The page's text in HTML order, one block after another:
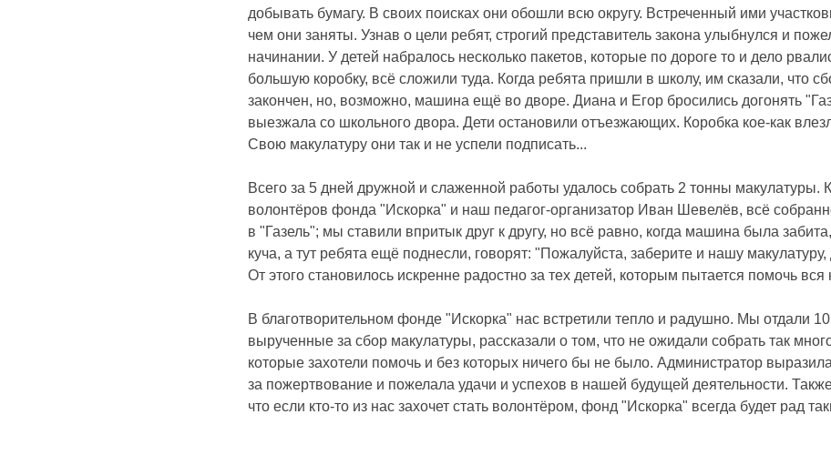
добывать бумагу. В своих поисках они обошли всю округу. Встреченный ими
чем они заняты. Узнав о цели ребят, строгий представитель закона улыбнулся и
начинании. У детей набралось несколько пакетов, которые по дороге то и дело
большую коробку, всё сложили туда. Когда ребята пришли в школу, им сказали, что
закончен, но, возможно, машина ещё во дворе. Диана и Егор бросились догонять
выезжала со школьного двора. Дети остановили отъезжающих. Коробка кое-как
Свою макулатуру они так и не успели подписать...
Всего за 5 дней дружной и слаженной работы удалось собрать 2 тонны макулатуры.
волонтёров фонда "Искорка" и наш педагог-организатор Иван Шевелёв, всё
в "Газель"; мы ставили впритык друг к другу, но всё равно, когда машина была
куча, а тут ребята ещё поднесли, говорят: "Пожалуйста, заберите и нашу макулатуру,
От этого становилось искренне радостно за тех детей, которым пытается помочь
В благотворительном фонде "Искорка" нас встретили тепло и радушно. Мы отдали
вырученные за сбор макулатуры, рассказали о том, что не ожидали собрать так
которые захотели помочь и без которых ничего бы не было. Администратор
за пожертвование и пожелала удачи и успехов в нашей будущей деятельности.
что если кто-то из нас захочет стать волонтёром, фонд "Искорка" всегда будет рад